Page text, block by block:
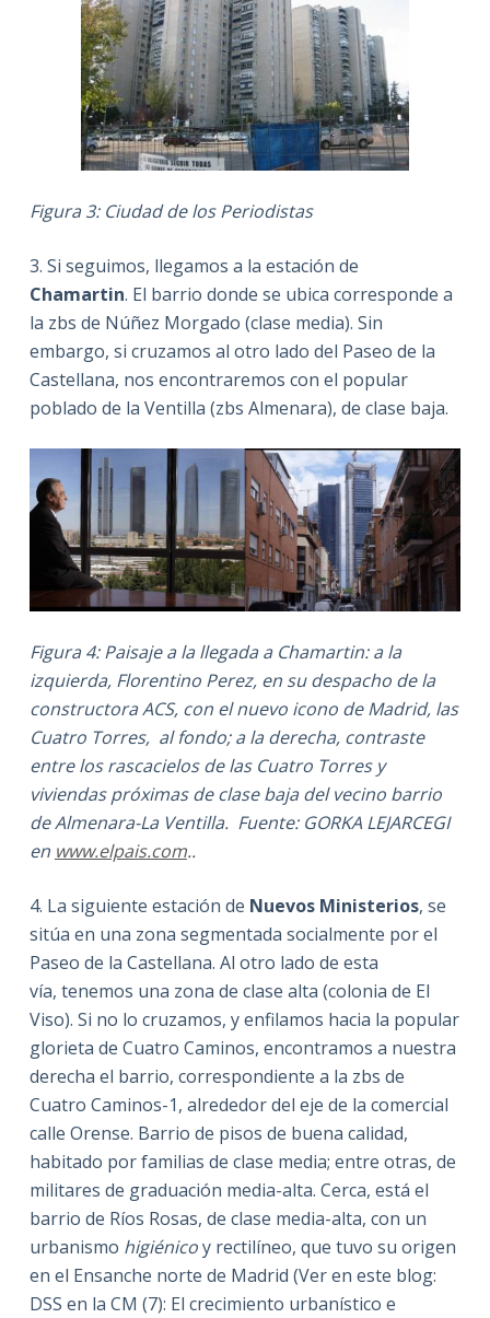
Figura 3: Ciudad de los Periodistas
3. Si seguimos, llegamos a la estación de
Chamartin. El barrio donde se ubica corresponde a
la zbs de Núñez Morgado (clase media). Sin
embargo, si cruzamos al otro lado del Paseo de la
Castellana, nos encontraremos con el popular
poblado de la Ventilla (zbs Almenara), de clase baja.
Figura 4: Paisaje a la llegada a Chamartin: a la
izquierda, Florentino Perez, en su despacho de la
constructora ACS, con el nuevo icono de Madrid, las
Cuatro Torres, al fondo; a la derecha, contraste
entre los rascacielos de las Cuatro Torres y
viviendas próximas de clase baja del vecino barrio
de Almenara-La Ventilla. Fuente: GORKA LEJARCEGI
en www.elpais.com..
4. La siguiente estación de Nuevos Ministerios, se
sitúa en una zona segmentada socialmente por el
Paseo de la Castellana. Al otro lado de esta
vía, tenemos una zona de clase alta (colonia de El
Viso). Si no lo cruzamos, y enfilamos hacia la popular
glorieta de Cuatro Caminos, encontramos a nuestra
derecha el barrio, correspondiente a la zbs de
Cuatro Caminos-1, alrededor del eje de la comercial
calle Orense. Barrio de pisos de buena calidad,
habitado por familias de clase media; entre otras, de
militares de graduación media-alta. Cerca, está el
barrio de Ríos Rosas, de clase media-alta, con un
urbanismo higiénicoy rectilíneo, que tuvo su origen
en el Ensanche norte de Madrid (Ver en este blog:
DSS en la CM (7): El crecimiento urbanístico e